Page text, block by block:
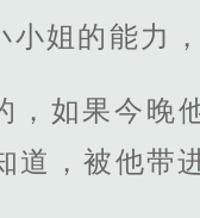
小姐的能力
，如果今晚
，被他带